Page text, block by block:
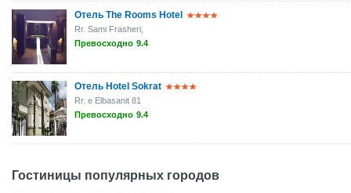
Отель The Rooms Hotel
Rr. Sami Frasheri,
Превосходно 9.4
Отель Hotel Sokrat
Rr. e Elbasanit 81
Превосходно 9.4
Гостиницы популярных городов